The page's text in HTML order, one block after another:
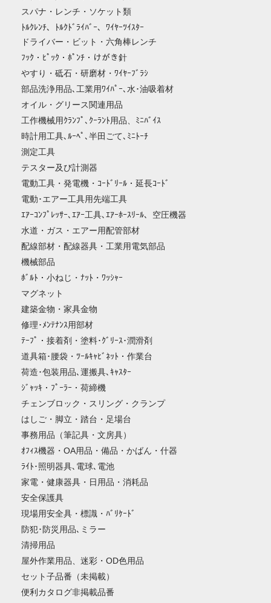
スパナ・レンチ・ソケット類
ﾄﾙｸﾚﾝﾁ、ﾄﾙｸﾄﾞﾗｲﾊﾞｰ、ﾜｲﾔｰﾂｲｽﾀｰ
ドライバー・ビット・六角棒レンチ
ﾌｯｸ・ﾋﾟｯｸ・ﾎﾟﾝﾁ・けがき針
やすり・砥石・研磨材・ﾜｲﾔｰﾌﾞﾗｼ
部品洗浄用品､工業用ﾜｲﾊﾟｰ､水･油吸着材
オイル・グリース関連用品
工作機械用ｸﾗﾝﾌﾟ､ｸｰﾗﾝﾄ用品、ﾐﾆﾊﾞｲｽ
時計用工具､ﾙｰﾍﾟ､半田ごて､ﾐﾆﾄｰﾁ
測定工具
テスター及び計測器
電動工具・発電機・ｺｰﾄﾞﾘｰﾙ・延長ｺｰﾄﾞ
電動･エアー工具用先端工具
ｴｱｰｺﾝﾌﾟﾚｯｻｰ､ｴｱｰ工具､ｴｱｰﾎｰｽﾘｰﾙ、空圧機器
水道・ガス・エアー用配管部材
配線部材・配線器具・工業用電気部品
機械部品
ﾎﾞﾙﾄ・小ねじ・ﾅｯﾄ・ﾜｯｼｬｰ
マグネット
建築金物・家具金物
修理･ﾒﾝﾃﾅﾝｽ用部材
ﾃｰﾌﾟ・接着剤・塗料･ｸﾞﾘｰｽ･潤滑剤
道具箱･腰袋・ﾂｰﾙｷｬﾋﾞﾈｯﾄ・作業台
荷造･包装用品､運搬具､ｷｬｽﾀｰ
ｼﾞｬｯｷ・ﾌﾟｰﾗｰ・荷締機
チェンブロック・スリング・クランプ
はしご・脚立・踏台・足場台
事務用品（筆記具・文房具）
ｵﾌｨｽ機器・OA用品・備品・かばん・什器
ﾗｲﾄ･照明器具､電球､電池
家電・健康器具・日用品・消耗品
安全保護具
現場用安全具・標識・ﾊﾞﾘｹｰﾄﾞ
防犯･防災用品､ミラー
清掃用品
屋外作業用品、迷彩・OD色用品
セット子品番（未掲載）
便利カタログ非掲載品番